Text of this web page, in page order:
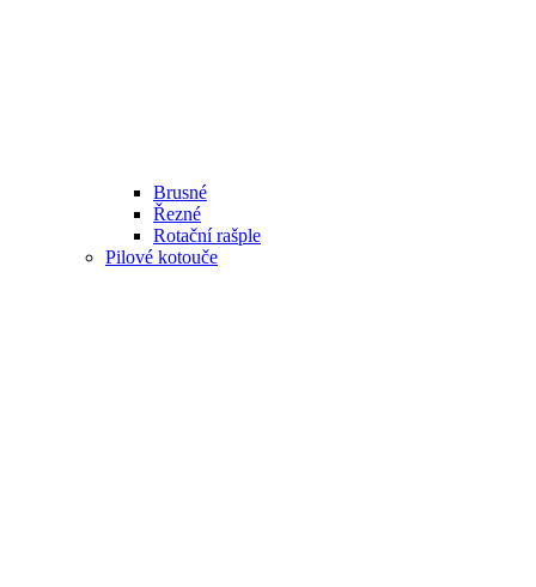
Brusné
Řezné
Rotační rašple
Pilové kotouče